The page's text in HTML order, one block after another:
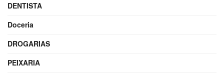
DENTISTA
Doceria
DROGARIAS
PEIXARIA